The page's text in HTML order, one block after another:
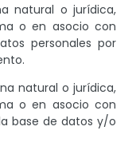
natural o jurídica,
o en asocio con
personales por
natural o jurídica,
o en asocio con
base de datos y/o